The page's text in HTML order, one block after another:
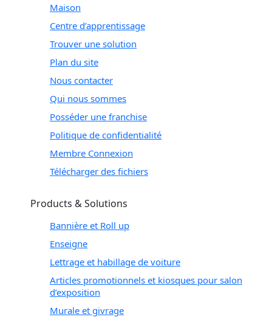
Maison
Centre d’apprentissage
Trouver une solution
Plan du site
Nous contacter
Qui nous sommes
Posséder une franchise
Politique de confidentialité
Membre Connexion
Télécharger des fichiers
Products & Solutions
Bannière et Roll up
Enseigne
Lettrage et habillage de voiture
Articles promotionnels et kiosques pour salon
d’exposition
Murale et givrage